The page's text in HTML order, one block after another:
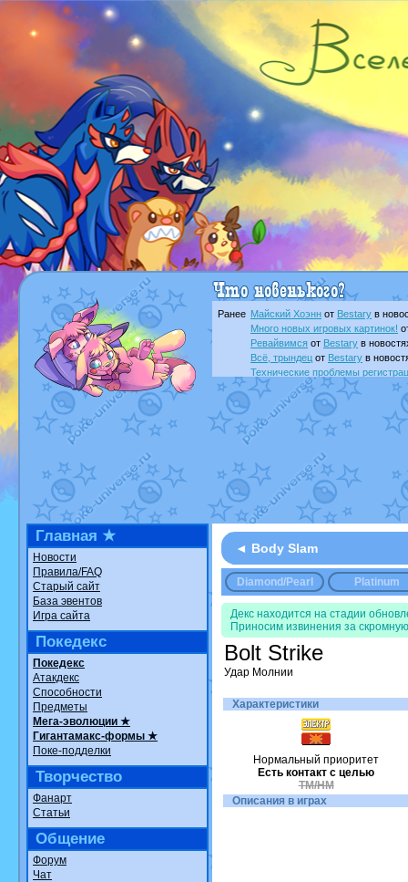
Ранее Майский Хоэнн от Bestary в
Много новых игровых картинок!
Ревайвимся от Bestary в
Всё, трындец от Bestary в
Технические проблемы
доброе утро славянеот
в
Йолда и Мимикьюот
Недовольный котомангуст
от
The Dark Wishmaker от
Randomon
ilovearceus
Raging Boltот GraceDaFox
в
Shadow mismagiusот
в
художник
отvicavica в фанарте.
Главная ★
Новости
Правила/FAQ
Старый сайт
База эвентов
Игра сайта
Покедекс
Покедекс
Атакдекс
Способности
Предметы
Мега-эволюции ★
Гигантамакс-формы ★
Поке-подделки
Творчество
Фанарт
Статьи
Общение
Форум
Чат
◄ Body Slam
Diamond/Pearl Platinum
Декс находится на стадии
Приносим извинения за
Bolt Strike
Удар Молнии
Характеристики
Нормальный приоритет
Есть контакт с целью
TM/HM
Описания в играх